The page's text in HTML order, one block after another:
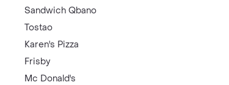
Sandwich Qbano
Tostao
Karen's Pizza
Frisby
Mc Donald's